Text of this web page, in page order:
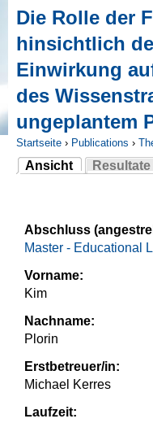
Die Rolle der
hinsichtlich
Einwirkung
des
ungeplantem
Sie sind hier
Startseite › Publications ›
Ansicht
(aktiver Reiter)
Resultate
Abschluss
Master - Educational
Vorname:
Kim
Nachname:
Plorin
Erstbetreuer/in:
Michael Kerres
Laufzeit: